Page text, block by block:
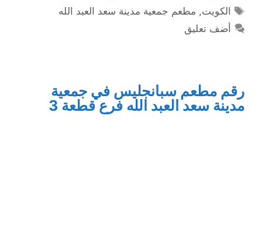
الوسوم
الكويت, مطعم جمعية مدينة سعد العبد الله
أضف تعليق
رقم مطعم سبانجليس في جمعية
مدينة سعد العبد الله فرع قطعة 3